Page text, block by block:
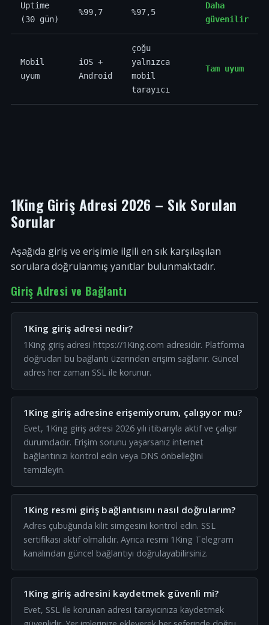
Uptime
(30 gün)
%99,7 %97,5
Daha
güvenilir
Mobil
uyum
iOS +
Android
çoğu
yalnızca
mobil
tarayıcı
Tam uyum
1King Giriş Adresi 2026 – Sık Sorulan
Sorular
Aşağıda giriş ve erişimle ilgili en sık karşılaşılan
sorulara doğrulanmış yanıtlar bulunmaktadır.
Giriş Adresi ve Bağlantı
1King giriş adresi nedir?
1King giriş adresi https://1King.com adresidir. Platforma
doğrudan bu bağlantı üzerinden erişim sağlanır. Güncel
adres her zaman SSL ile korunur.
1King giriş adresine erişemiyorum, çalışıyor mu?
Evet, 1King giriş adresi 2026 yılı itibarıyla aktif ve çalışır
durumdadır. Erişim sorunu yaşarsanız internet
bağlantınızı kontrol edin veya DNS önbelleğini
temizleyin.
1King resmi giriş bağlantısını nasıl doğrularım?
Adres çubuğunda kilit simgesini kontrol edin. SSL
sertifikası aktif olmalıdır. Ayrıca resmi 1King Telegram
kanalından güncel bağlantıyı doğrulayabilirsiniz.
1King giriş adresini kaydetmek güvenli mi?
Evet, SSL ile korunan adresi tarayıcınıza kaydetmek